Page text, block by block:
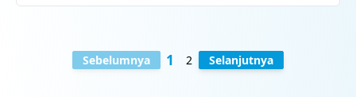
Sebelumnya 1 2 Selanjutnya